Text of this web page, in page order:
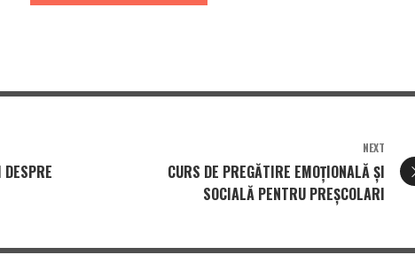
NEXT
CURS DE PREGĂTIRE EMOȚIONALĂ ȘI
SOCIALĂ PENTRU PREȘCOLARI